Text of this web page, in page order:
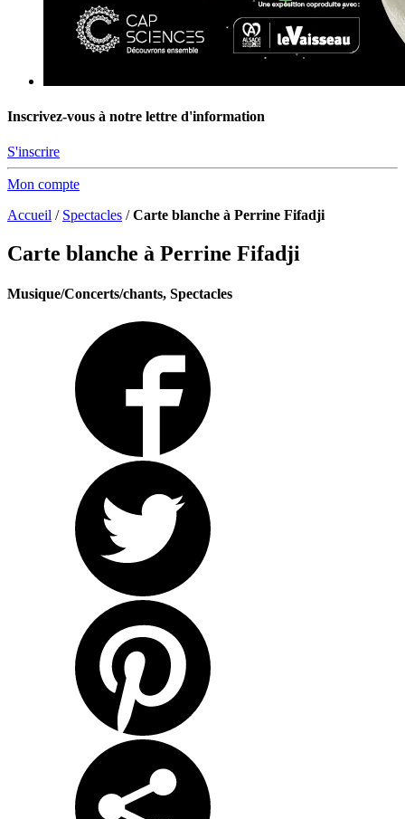
Inscrivez-vous à notre lettre d'information
S'inscrire
Mon compte
Accueil / Spectacles /Carte blanche à Perrine Fifadji
Carte blanche à Perrine Fifadji
Musique/Concerts/chants, Spectacles